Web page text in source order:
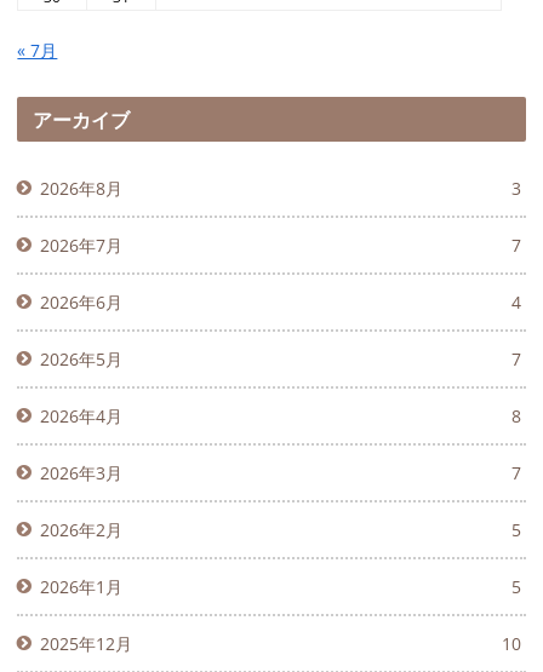
« 7月
アーカイブ
2026年8月 3
2026年7月 7
2026年6月 4
2026年5月 7
2026年4月 8
2026年3月 7
2026年2月 5
2026年1月 5
2025年12月 10